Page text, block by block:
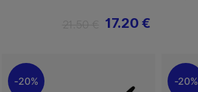
17.20 €
20% 20%